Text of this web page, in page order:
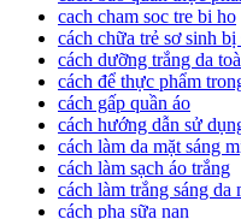
cach cham soc tre bi ho
cách chữa trẻ sơ sinh bị
cách dưỡng trắng da
cách để thực phẩm
cách gấp quần áo
cách hướng dẫn sử
cách làm da mặt sáng
cách làm sạch áo trắng
cách làm trắng sáng da
cách pha sữa nan